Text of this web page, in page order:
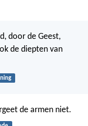
door de Geest,
de diepten van
de armen niet.